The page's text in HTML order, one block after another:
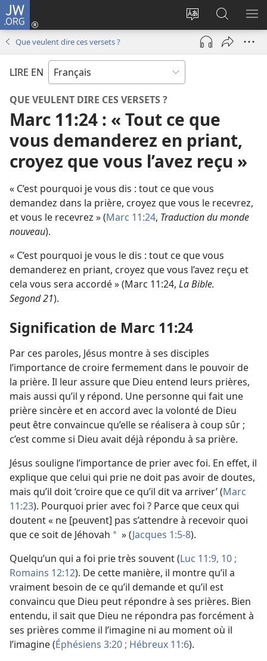
JW.ORG
Changer
langue
Se
connecter
(ouvre
nouvelle
sur
JW.ORG
Que veulent dire ces versets ?
LIRE EN
QUE VEULENT DIRE CES VERSETS ?
Marc 11:24 : « Tout ce que
vous demanderez en priant,
croyez que vous l’avez reçu »
« C’est pourquoi je vous dis : tout ce que vous
demandez dans la prière, croyez que vous le recevrez,
et vous le recevrez » (Marc 11:24, Traduction du monde
nouveau).
« C’est pourquoi je vous le dis : tout ce que vous
demanderez en priant, croyez que vous l’avez reçu et
cela vous sera accordé » (Marc 11:24, La Bible.
Segond 21).
Signification de Marc 11:24
Par ces paroles, Jésus montre à ses disciples
l’importance de croire fermement dans le pouvoir de
la prière. Il leur assure que Dieu entend leurs prières,
mais aussi qu’il y répond. Une personne qui fait une
prière sincère et en accord avec la volonté de Dieu
peut être convaincue qu’elle se réalisera à coup sûr ;
c’est comme si Dieu avait déjà répondu à sa prière.
Jésus souligne l’importance de prier avec foi. En effet, il
explique que celui qui prie ne doit pas avoir de doutes,
mais qu’il doit ‘croire que ce qu’il dit va arriver’ (Marc
11:23). Pourquoi prier avec foi ? Parce que ceux qui
doutent « ne [peuvent] pas s’attendre à recevoir quoi
que ce soit de Jéhovah a » (Jacques 1:5-8).
Quelqu’un qui a foi prie très souvent (Luc 11:9, 10 ;
Romains 12:12). De cette manière, il montre qu’il a
vraiment besoin de ce qu’il demande et qu’il est
convaincu que Dieu peut répondre à ses prières. Bien
entendu, il sait que Dieu ne répondra pas forcément à
ses prières comme il l’imagine ni au moment où il
l’imagine (Éphésiens 3:20 ; Hébreux 11:6).